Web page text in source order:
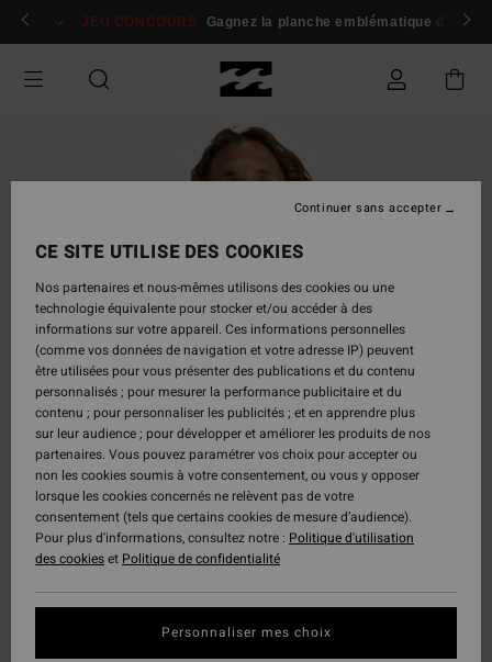
Passer
Se connecter / s'inscrire
JEU CONCOURS Gagnez la planche emblématique d'Andy
CE SITE UTILISE DES COOKIES
Nos partenaires et nous-mêmes utilisons des cookies ou une
technologie équivalente pour stocker et/ou accéder à des
informations sur votre appareil. Ces informations personnelles
(comme vos données de navigation et votre adresse IP) peuvent
être utilisées pour vous présenter des publications et du contenu
personnalisés ; pour mesurer la performance publicitaire et du
contenu ; pour personnaliser les publicités ; et en apprendre plus
sur leur audience ; pour développer et améliorer les produits de nos
partenaires. Vous pouvez paramétrer vos choix pour accepter ou
non les cookies soumis à votre consentement, ou vous y opposer
lorsque les cookies concernés ne relèvent pas de votre
consentement (tels que certains cookies de mesure d’audience).
Pour plus d'informations, consultez notre : Politique d'utilisation
des cookieset Politique de confidentialité
Personnaliser mes choix
Continuer sans accepter